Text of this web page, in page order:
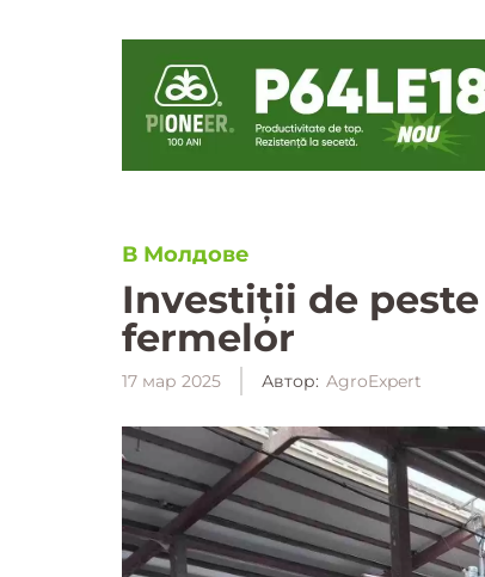
В Молдове
Investiții de
fermelor
17 мар 2025 Автор: AgroExpert